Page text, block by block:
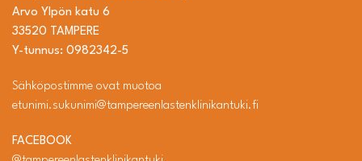
Arvo Ylpön katu 6
33520 TAMPERE
Y-tunnus: 0982342-5
Sähköpostimme ovat muotoa
etunimi.sukunimi@tampereenlastenklinikantuki.fi
FACEBOOK